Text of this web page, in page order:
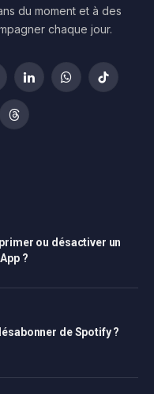
du moment et à des
chaque jour.
LinkedInWhatsAppTikTok
Threads
ou désactiver un
?
de Spotify ?